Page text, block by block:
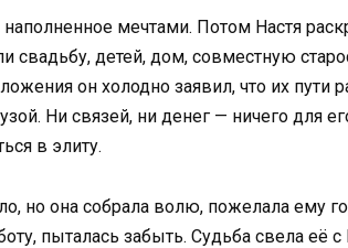
наполненное мечтами. Потом Настя
свадьбу, детей, дом, совместную
он холодно заявил, что их пути
Ни связей, ни денег — ничего для
в элиту.
но она собрала волю, пожелала ему
пыталась забыть. Судьба свела